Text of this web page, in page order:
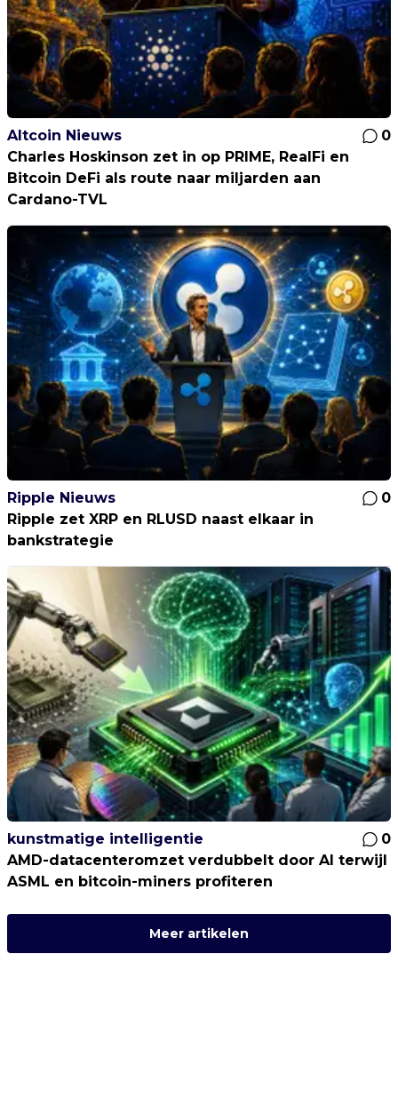
Altcoin Nieuws
0
Charles Hoskinson zet in op PRIME, RealFi en
Bitcoin DeFi als route naar miljarden aan
Cardano-TVL
Ripple Nieuws
0
Ripple zet XRP en RLUSD naast elkaar in
bankstrategie
kunstmatige intelligentie
0
AMD-datacenteromzet verdubbelt door AI terwijl
ASML en bitcoin-miners profiteren
Meer artikelen